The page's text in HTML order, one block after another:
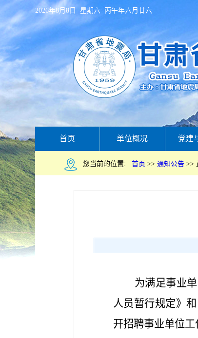
2026年8月8日 星期六 丙午年六月廿六
首页 单位概况 党建
您当前的位置: 首页 >> 通知公告 >>
为满足事业
人员暂行规定》
开招聘事业单位工